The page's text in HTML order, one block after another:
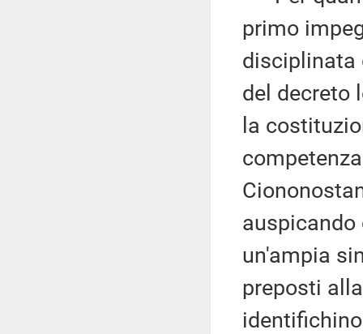
primo
disciplinata
del decreto
la
auspicando
un'ampia
preposti